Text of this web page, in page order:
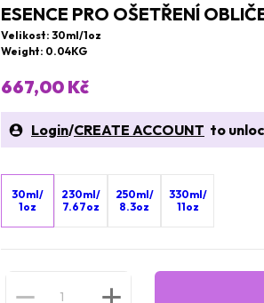
ESENCE PRO OŠETŘENÍ
Velikost: 30ml/1oz
Weight: 0.04KG
667,00 Kč
Login/CREATE ACCOUNT to
30ml/
1oz
230ml/
7.67oz
250ml/
8.3oz
330ml/
11oz